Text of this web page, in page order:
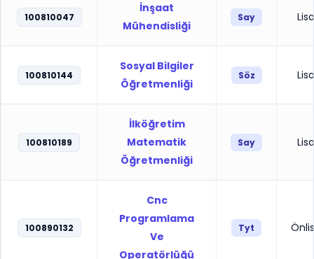
100810047
İnşaat
Mühendisliği
Say
100810144
Sosyal Bilgiler
Öğretmenliği
Söz
100810189
İlköğretim
Matematik
Öğretmenliği
Say
100890132
Cnc
Programlama
Ve
Operatörlüğü
Tyt